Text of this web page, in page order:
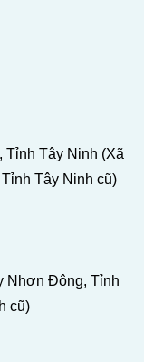
Tỉnh Tây Ninh (Xã
Tây Ninh cũ)
Nhơn Đông, Tỉnh
cũ)